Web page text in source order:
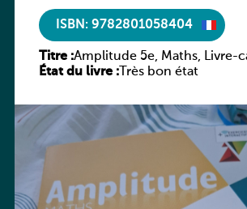
ISBN: 9782801058404
Titre :Amplitude 5e, Maths, Livre-
luxembourgeoise
État du livre :Très bon état